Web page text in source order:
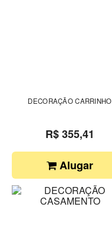
DECORAÇÃO CARRINHO
R$ 355,41
Alugar